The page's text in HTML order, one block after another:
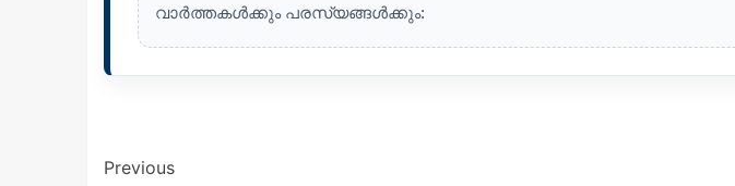
വാർത്തകൾക്കും പരസ്യങ്ങൾക്കും:
Previous